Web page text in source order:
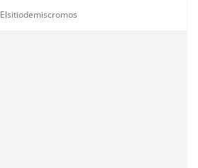
Elsitiodemiscromos